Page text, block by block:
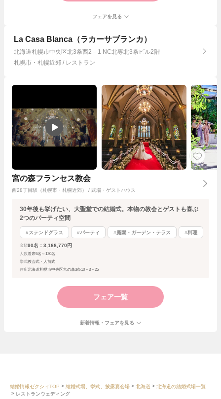
フェアを見る
La Casa Blanca（ラカーサブランカ）
北海道札幌市中央区北3条西2－1 NC北専北3条ビル2階
札幌市・札幌近郊 / レストラン
宮の森フランセス教会
西28丁目駅（札幌市・札幌近郊） / 式場・ゲストハウス
30年後も挙げたい、大聖堂での結婚式。本物の教会とゲストも喜ぶ
2つのパーティ空間
#ステンドグラス #パーティ #庭園・ガーデン・テラス #料理
金額 90名：3,168,770円
人数着席6名～130名
挙式教会式・人前式
住所北海道札幌市中央区宮の森3条10－3－25
フェア一覧
新着情報・フェアを見る
結婚情報ゼクシィTOP 結婚式場、挙式、披露宴会場 北海道
北海道の結婚式場一覧
レストランウェディング